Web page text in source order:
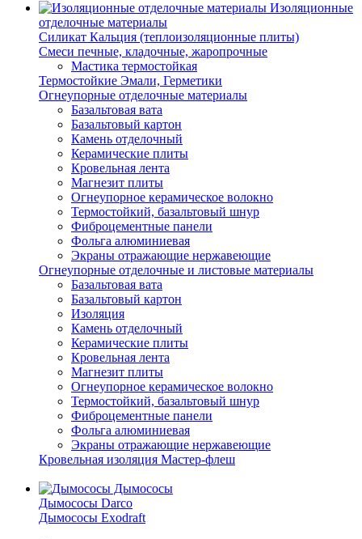
Изоляционные
отделочные материалы
Силикат Кальция (теплоизоляционные плиты)
Смеси печные, кладочные, жаропрочные
Мастика термостойкая
Термостойкие Эмали, Герметики
Огнеупорные отделочные материалы
Базальтовая вата
Базальтовый картон
Камень отделочный
Керамические плиты
Кровельная лента
Магнезит плиты
Огнеупорное керамическое волокно
Термостойкий, базальтовый шнур
Фиброцементные панели
Фольга алюминиевая
Экраны отражающие нержавеющие
Огнеупорные отделочные и листовые материалы
Базальтовая вата
Базальтовый картон
Изоляция
Камень отделочный
Керамические плиты
Кровельная лента
Магнезит плиты
Огнеупорное керамическое волокно
Термостойкий, базальтовый шнур
Фиброцементные панели
Фольга алюминиевая
Экраны отражающие нержавеющие
Кровельная изоляция Мастер-флеш
Дымососы
Дымососы Darco
Дымососы Exodraft